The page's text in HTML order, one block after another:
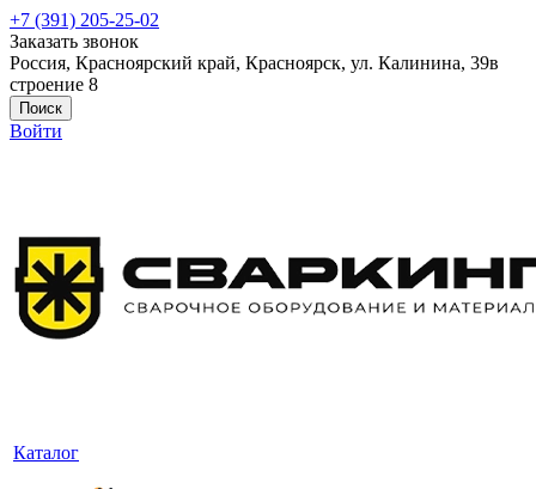
+7 (391) 205-25-02
Заказать звонок
Россия, Красноярский край, Красноярск, ул. Калинина, 39в
строение 8
Поиск
Войти
Каталог